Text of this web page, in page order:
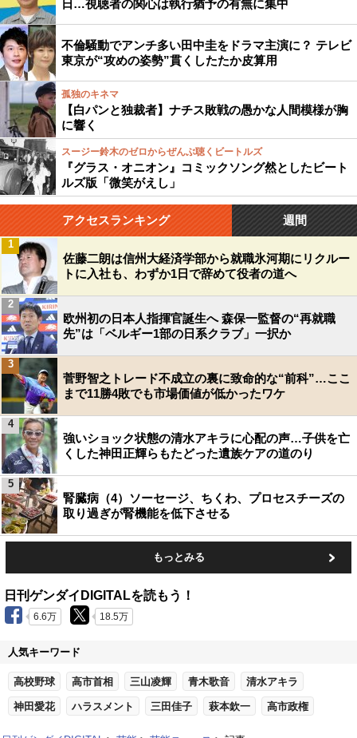
日…視聴者の関心は執行猶予の有無に集中
不倫騒動でアンチ多い田中圭をドラマ主演に？ テレビ
東京が“攻めの姿勢”貫くしたたか皮算用
孤独のキネマ
【白パンと独裁者】ナチス敗戦の愚かな人間模様が胸
に響く
スージー鈴木のゼロからぜんぶ聴くビートルズ
『グラス・オニオン』コミックソング然としたビート
ルズ版「微笑がえし」
アクセスランキング 週間
佐藤二朗は信州大経済学部から就職氷河期にリクルー
トに入社も、わずか1日で辞めて役者の道へ
1
欧州初の日本人指揮官誕生へ 森保一監督の“再就職
先”は「ベルギー1部の日系クラブ」一択か
2
菅野智之トレード不成立の裏に致命的な“前科”…ここ
まで11勝4敗でも市場価値が低かったワケ
3
強いショック状態の清水アキラに心配の声…子供を亡
くした神田正輝らもたどった遺族ケアの道のり
4
腎臓病（4）ソーセージ、ちくわ、プロセスチーズの
取り過ぎが腎機能を低下させる
5
もっとみる
日刊ゲンダイDIGITALを読もう！
6.6万 18.5万
人気キーワード
高校野球 高市首相 三山凌輝 青木歌音 清水アキラ
神田愛花 ハラスメント 三田佳子 萩本欽一 高市政権